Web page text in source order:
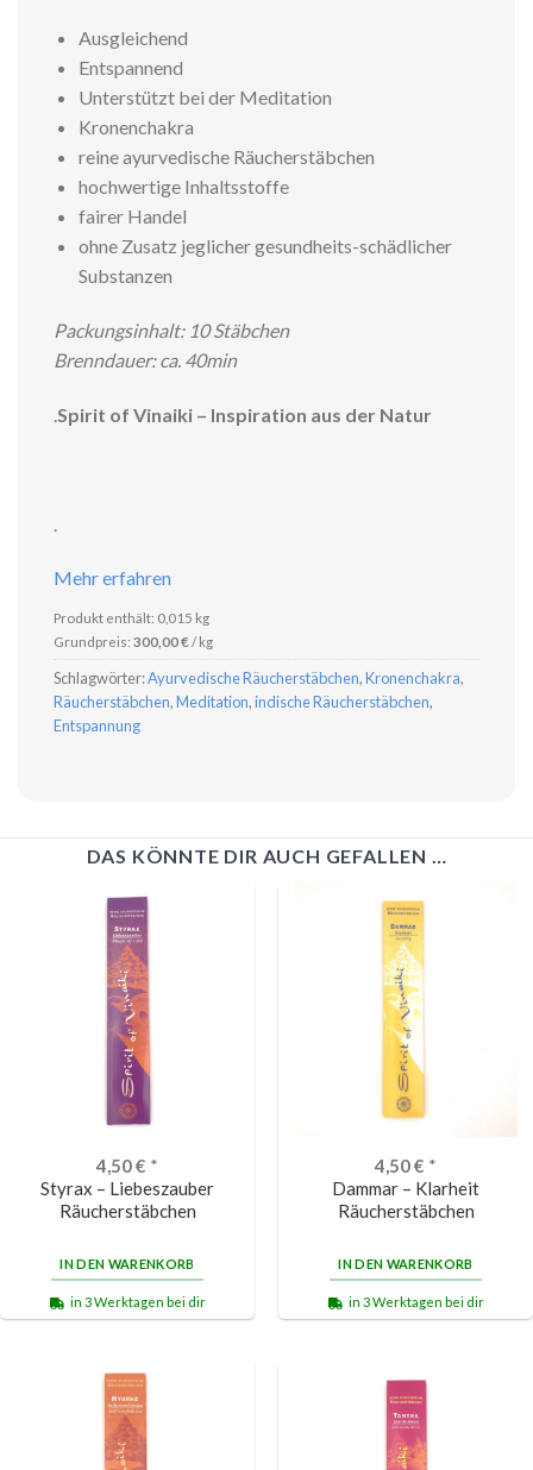
Ausgleichend
Entspannend
Unterstützt bei der Meditation
Kronenchakra
reine ayurvedische Räucherstäbchen
hochwertige Inhaltsstoffe
fairer Handel
ohne Zusatz jeglicher gesundheits-schädlicher
Substanzen
Packungsinhalt: 10 Stäbchen
Brenndauer: ca. 40min
.Spirit of Vinaiki – Inspiration aus der Natur
Mehr erfahren
Produkt enthält: 0,015 kg
Grundpreis: 300,00€/ kg
Schlagwörter:Ayurvedische Räucherstäbchen,Kronenchakra,
Räucherstäbchen,Meditation,indische Räucherstäbchen,
Entspannung
DAS KÖNNTE DIR AUCH GEFALLEN …
4,50€ *
Styrax – Liebeszauber
Räucherstäbchen
IN DEN WARENKORB
in 3 Werktagen bei dir
4,50€ *
Dammar – Klarheit
Räucherstäbchen
IN DEN WARENKORB
in 3 Werktagen bei dir